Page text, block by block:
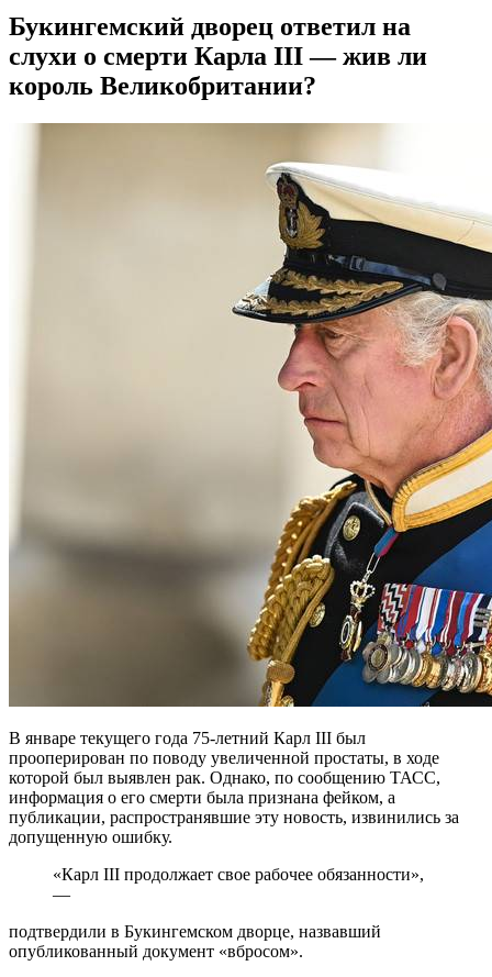
Букингемский дворец ответил на
слухи о смерти Карла III — жив ли
король Великобритании?
В январе текущего года 75-летний Карл III был
прооперирован по поводу увеличенной простаты, в ходе
которой был выявлен рак. Однако, по сообщению ТАСС,
информация о его смерти была признана фейком, а
публикации, распространявшие эту новость, извинились за
допущенную ошибку.
«Карл III продолжает свое рабочее обязанности»,
—
подтвердили в Букингемском дворце, назвавший
опубликованный документ «вбросом».